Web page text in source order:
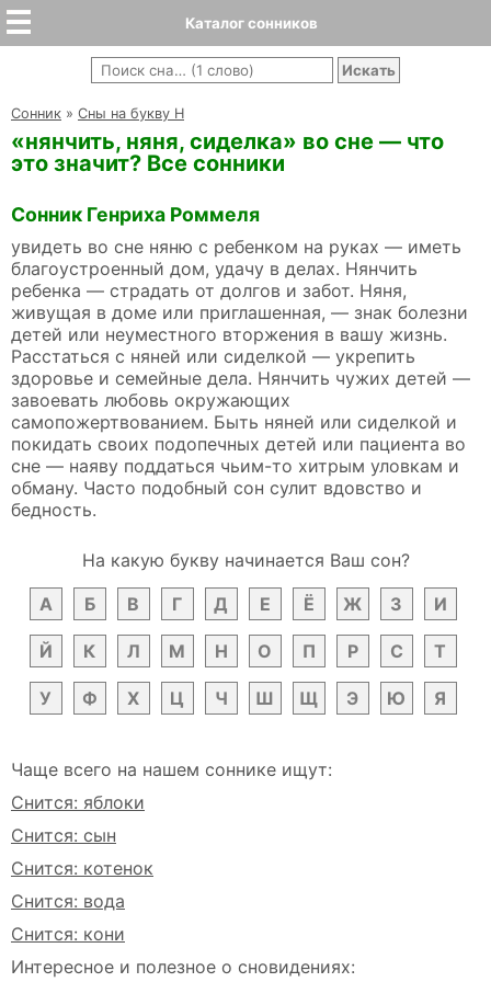
Каталог сонников
Cонник » Сны на букву Н
«нянчить, няня, сиделка» во сне — что
это значит? Все сонники
Сонник Генриха Роммеля
увидеть во сне няню с ребенком на руках — иметь
благоустроенный дом, удачу в делах. Нянчить
ребенка — страдать от долгов и забот. Няня,
живущая в доме или приглашенная, — знак болезни
детей или неуместного вторжения в вашу жизнь.
Расстаться с няней или сиделкой — укрепить
здоровье и семейные дела. Нянчить чужих детей —
завоевать любовь окружающих
самопожертвованием. Быть няней или сиделкой и
покидать своих подопечных детей или пациента во
сне — наяву поддаться чьим-то хитрым уловкам и
обману. Часто подобный сон сулит вдовство и
бедность.
На какую букву начинается Ваш сон?
А
Б В Г Д Е Ё Ж З И
Й К Л М Н О П Р С Т
У Ф Х Ц Ч Ш Щ Э Ю Я
Чаще всего на нашем соннике ищут:
Снится: яблоки
Снится: сын
Снится: котенок
Снится: вода
Снится: кони
Интересное и полезное о сновидениях: